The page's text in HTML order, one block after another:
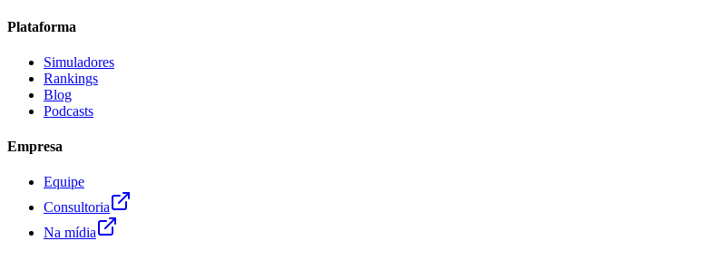
Plataforma
Simuladores
Rankings
Blog
Podcasts
Empresa
Equipe
Consultoria
Na mídia